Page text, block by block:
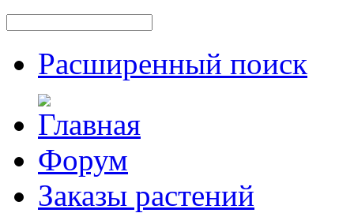
Расширенный поиск
Форум
Заказы растений